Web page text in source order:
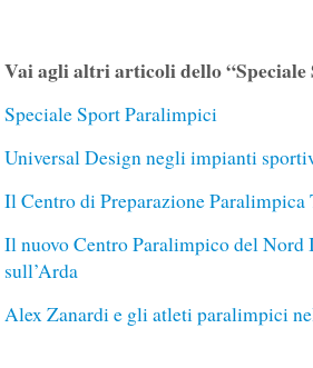
Vai agli altri articoli dello
Speciale Sport Paralimpici
Universal Design negli impianti
Il Centro di Preparazione Paralimpica
Il nuovo Centro Paralimpico del
sull’Arda
Alex Zanardi e gli atleti paralimpici